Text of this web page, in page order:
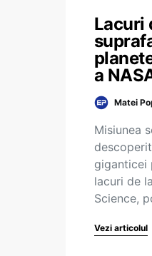
Lacuri
a
Matei
Misiunea
giganticei
lacuri de
Science,
Vezi articolul